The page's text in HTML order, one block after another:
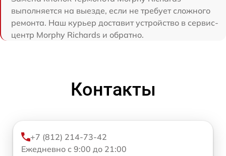
выполняется на выезде, если не требует сложного
ремонта. Наш курьер доставит устройство в сервис-
центр Morphy Richards и обратно.
Контакты
+7 (812) 214-73-42
Ежедневно с 9:00 до 21:00